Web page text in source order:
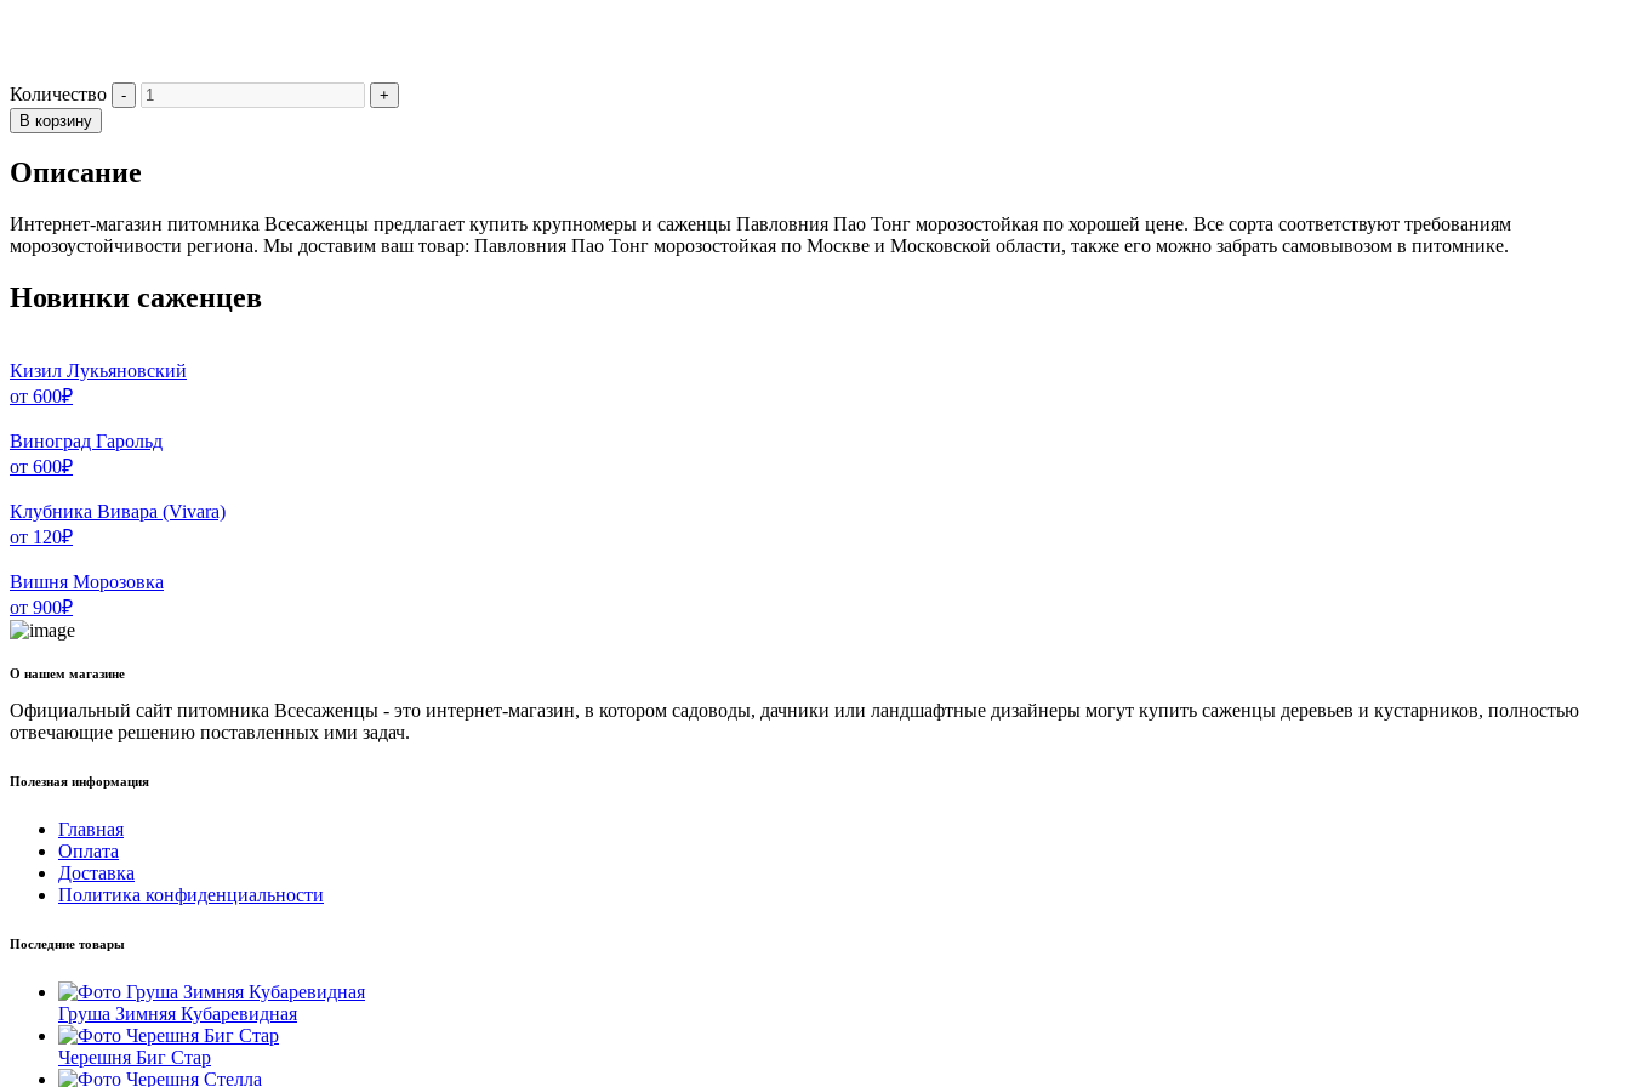
Количество
В корзину
Описание
Интернет-магазин питомника Всесаженцы предлагает купить крупномеры и саженцы Павловния Пао Тонг морозостойкая по хорошей цене. Все сорта соответствуют требованиям
морозоустойчивости региона. Мы доставим ваш товар: Павловния Пао Тонг морозостойкая по Москве и Московской области, также его можно забрать самовывозом в питомнике.
Новинки саженцев
Кизил Лукьяновский
от 600₽
Виноград Гарольд
от 600₽
Клубника Вивара (Vivara)
от 120₽
Вишня Морозовка
от 900₽
О нашем магазине
Официальный сайт питомника Всесаженцы - это интернет-магазин, в котором садоводы, дачники или ландшафтные дизайнеры могут купить саженцы деревьев и кустарников, полностью
отвечающие решению поставленных ими задач.
Полезная информация
Главная
Оплата
Доставка
Политика конфиденциальности
Последние товары
Груша Зимняя Кубаревидная
Черешня Биг Стар